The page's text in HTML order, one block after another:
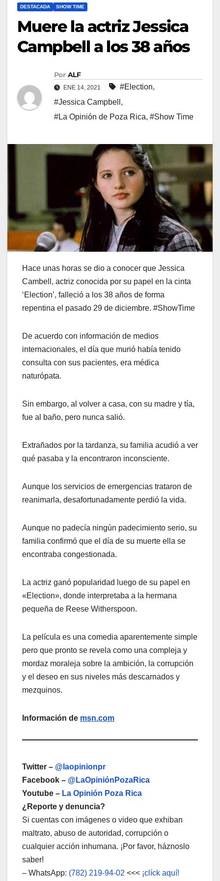
DESTACADA SHOW TIME
Muere la actriz Jessica
Campbell a los 38 años
Por ALF
ENE 14, 2021 #Election,
#Jessica Campbell ,
#La Opinión de Poza Rica, #Show Time
Hace unas horas se dio a conocer que Jessica
Cambell, actriz conocida por su papel en la cinta
‘Election’, falleció a los 38 años de forma
repentina el pasado 29 de diciembre. #ShowTime
De acuerdo con información de medios
internacionales, el día que murió había tenido
consulta con sus pacientes, era médica
naturópata.
Sin embargo, al volver a casa, con su madre y tía,
fue al baño, pero nunca salió.
Extrañados por la tardanza, su familia acudió a ver
qué pasaba y la encontraron inconsciente.
Aunque los servicios de emergencias trataron de
reanimarla, desafortunadamente perdió la vida.
Aunque no padecía ningún padecimiento serio, su
familia confirmó que el día de su muerte ella se
encontraba congestionada.
La actriz ganó popularidad luego de su papel en
«Election», donde interpretaba a la hermana
pequeña de Reese Witherspoon.
La película es una comedia aparentemente simple
pero que pronto se revela como una compleja y
mordaz moraleja sobre la ambición, la corrupción
y el deseo en sus niveles más descarnados y
mezquinos.
Información de msn.com
Twitter – @laopinionpr
Facebook – @LaOpiniónPozaRica
Youtube – La Opinión Poza Rica
¿Reporte y denuncia?
Si cuentas con imágenes o video que exhiban
maltrato, abuso de autoridad, corrupción o
cualquier acción inhumana. ¡Por favor, háznoslo
saber!
– WhatsApp: (782) 219-94-02 <<< ¡clíck aquí!